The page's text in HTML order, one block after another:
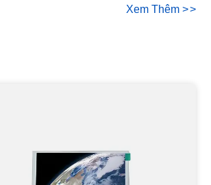
Xem Thêm >>